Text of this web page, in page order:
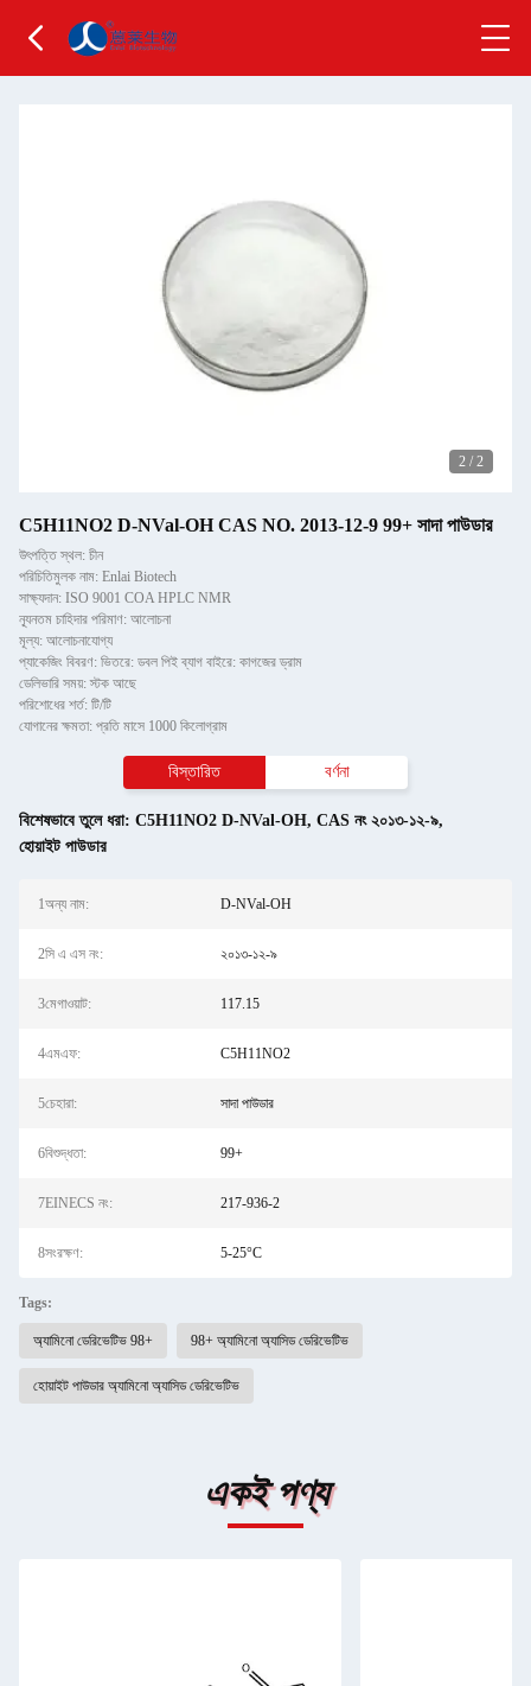
2 / 2
C5H11NO2 D-NVal-OH CAS NO. 2013-12-9 99+ সাদা পাউডার
উৎপত্তি স্থল: চীন
পরিচিতিমুলক নাম: Enlai Biotech
সাক্ষ্যদান: ISO 9001 COA HPLC NMR
ন্যূনতম চাহিদার পরিমাণ: আলোচনা
মূল্য: আলোচনাযোগ্য
প্যাকেজিং বিবরণ: ভিতরে: ডবল পিই ব্যাগ বাইরে: কাগজের ড্রাম
ডেলিভারি সময়: স্টক আছে
পরিশোধের শর্ত: টি/টি
যোগানের ক্ষমতা: প্রতি মাসে 1000 কিলোগ্রাম
বিস্তারিত বর্ণনা
বিশেষভাবে তুলে ধরা: C5H11NO2 D-NVal-OH, CAS নং ২০১৩-১২-৯,
হোয়াইট পাউডার
1অন্য নাম: D-NVal-OH
2সি এ এস নং: ২০১৩-১২-৯
3মেগাওয়াট: 117.15
4এমএফ: C5H11NO2
5চেহারা: সাদা পাউডার
6বিশুদ্ধতা: 99+
7EINECS নং: 217-936-2
8সংরক্ষণ: 5-25°C
Tags:
অ্যামিনো ডেরিভেটিভ 98+ 98+ অ্যামিনো অ্যাসিড ডেরিভেটিভ
হোয়াইট পাউডার অ্যামিনো অ্যাসিড ডেরিভেটিভ
একই পণ্য